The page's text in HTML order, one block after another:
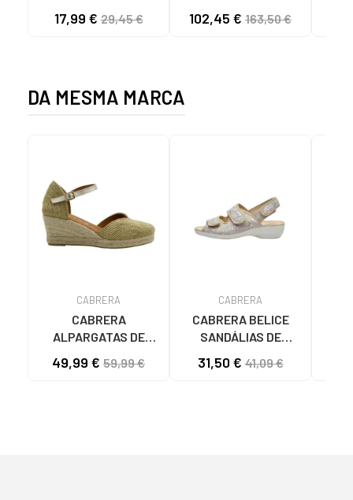
C59785 - - NYLON
17,99 €29,45 €
CHESTNUT
102,45 € 163,50 €
DA MESMA MARCA
CABRERA
CABRERA
ALPARGATAS DE
REF 1176697 ORO
49,99 € 59,99 €
CABRERA
CABRERA BELICE
SANDÁLIAS DE
MULHER 080-5128
31,50 €41,09 €